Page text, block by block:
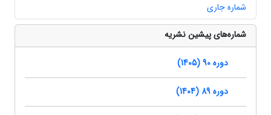
شماره جاری
شماره‌های پیشین نشریه
دوره 90 (1405)
دوره 89 (1404)